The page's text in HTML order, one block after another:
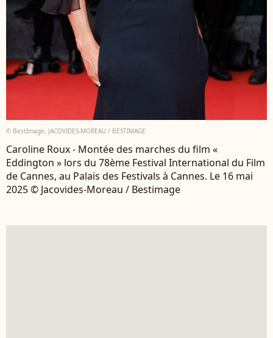
© BestImage, JACOVIDES-MOREAU / BESTIMAGE
Caroline Roux - Montée des marches du film «
Eddington » lors du 78ème Festival International du Film
de Cannes, au Palais des Festivals à Cannes. Le 16 mai
2025 © Jacovides-Moreau / Bestimage